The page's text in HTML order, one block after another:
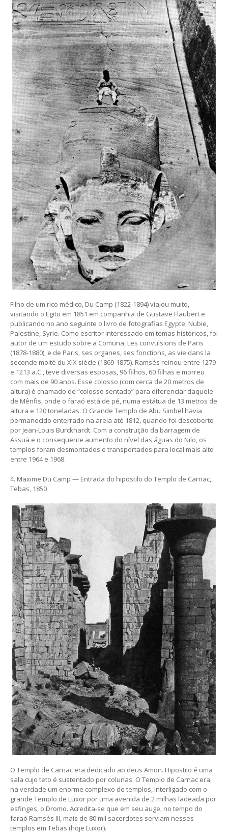
Filho de um rico médico, Du Camp (1822-1894) viajou muito,
visitando o Egito em 1851 em companhia de Gustave Flaubert e
publicando no ano seguinte o livro de fotografias Egypte, Nubie,
Palestine, Syrie. Como escritor interessado em temas históricos, foi
autor de um estudo sobre a Comuna, Les convulsions de Paris
(1878-1880), e de Paris, ses organes, ses fonctions, as vie dans la
seconde moité du XIX siècle (1869-1875). Ramsés reinou entre 1279
e 1213 a.C., teve diversas esposas, 96 filhos, 60 filhas e morreu
com mais de 90 anos. Esse colosso (com cerca de 20 metros de
altura) é chamado de “colosso sentado” para diferenciar daquele
de Mênfis, onde o faraó está de pé, numa estátua de 13 metros de
altura e 120 toneladas. O Grande Templo de Abu Simbel havia
permanecido enterrado na areia até 1812, quando foi descoberto
por Jean-Louis Burckhardt. Com a construção da barragem de
Assuã e o conseqüente aumento do nível das águas do Nilo, os
templos foram desmontados e transportados para local mais alto
entre 1964 e 1968.
4. Maxime Du Camp — Entrada do hipostilo do Templo de Carnac,
Tebas, 1850
O Templo de Carnac era dedicado ao deus Amon. Hipostilo é uma
sala cujo teto é sustentado por colunas. O Templo de Carnac era,
na verdade um enorme complexo de templos, interligado com o
grande Templo de Luxor por uma avenida de 2 milhas ladeada por
esfinges, o Dromo. Acredita-se que em seu auge, no tempo do
faraó Ramsés III, mais de 80 mil sacerdotes serviam nesses
templos em Tebas (hoje Luxor).